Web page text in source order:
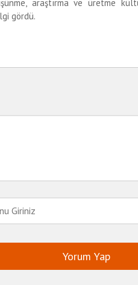
araştırma ve üretme
gördü.